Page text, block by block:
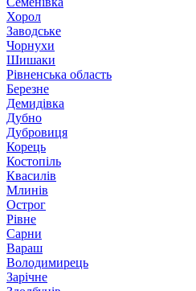
Хорол
Заводське
Чорнухи
Шишаки
Рівненська область
Березне
Демидівка
Дубно
Дубровиця
Корець
Костопіль
Квасилів
Млинів
Острог
Рівне
Сарни
Вараш
Володимирець
Зарічне